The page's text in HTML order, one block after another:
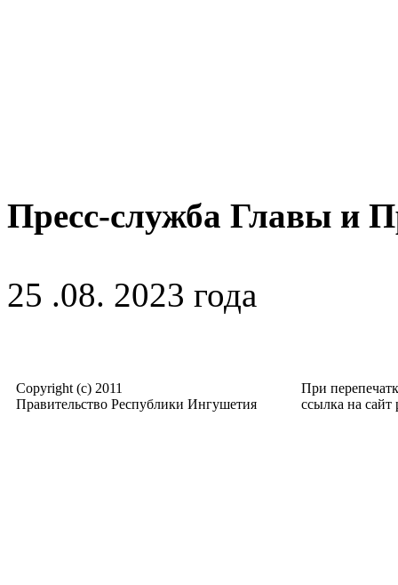
Пресс-служба Главы и
25 .08. 2023 года
Copyright (c) 2011
Правительство Республики Ингушетия
При
ссылка на сайт